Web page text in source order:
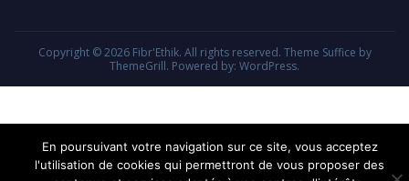
Copyright © 2026 Fibr'Ethik. All rights reserved. Theme Suffice by
ThemeGrill. Powered by: WordPress.
En poursuivant votre navigation sur ce site, vous acceptez
l'utilisation de cookies qui permettront de vous proposer des